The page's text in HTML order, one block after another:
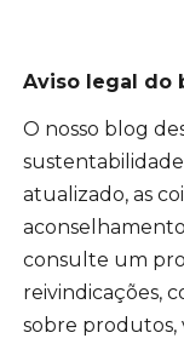
Aviso legal do
O nosso blog
atualizado, as
consulte um
reivindicações,
sobre produtos,